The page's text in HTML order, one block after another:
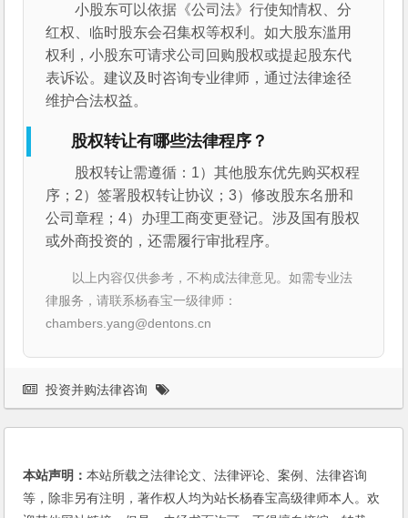
小股东可以依据《公司法》行使知情权、分
红权、临时股东会召集权等权利。如大股东滥用
权利，小股东可请求公司回购股权或提起股东代
表诉讼。建议及时咨询专业律师，通过法律途径
维护合法权益。
股权转让有哪些法律程序？
股权转让需遵循：1）其他股东优先购买权程
序；2）签署股权转让协议；3）修改股东名册和
公司章程；4）办理工商变更登记。涉及国有股权
或外商投资的，还需履行审批程序。
以上内容仅供参考，不构成法律意见。如需专业法
律服务，请联系杨春宝一级律师：
chambers.yang@dentons.cn
投资并购法律咨询
本站声明：本站所载之法律论文、法律评论、案例、法律咨询
等，除非另有注明，著作权人均为站长杨春宝高级律师本人。欢